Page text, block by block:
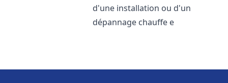
d'une installation ou d'un
dépannage chauffe e